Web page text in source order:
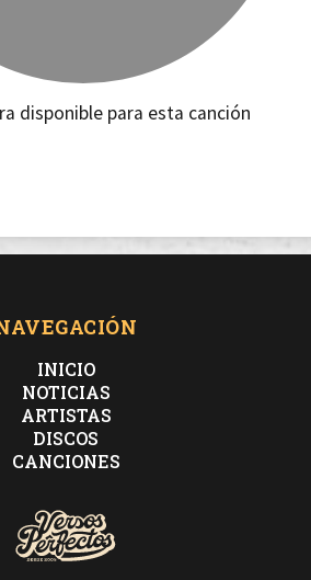
disponible para esta canción
INICIO
NOTICIAS
ARTISTAS
DISCOS
CANCIONES